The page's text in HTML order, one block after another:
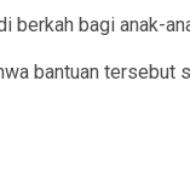
bagi anak-
bantuan tersebut